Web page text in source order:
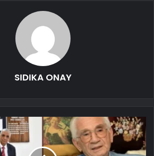
SIDIKA ONAY